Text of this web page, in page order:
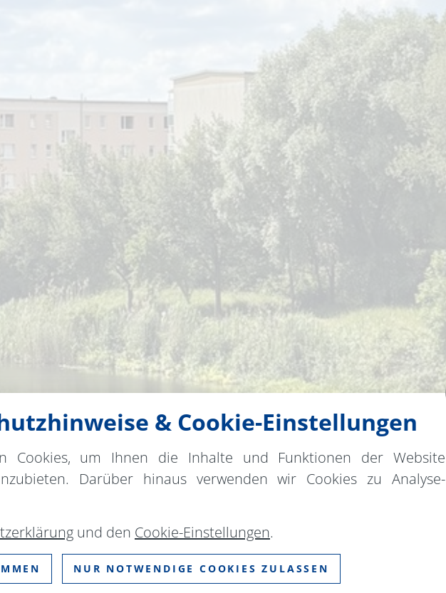
& Cookie-Einstellungen
Cookies, um Ihnen die Inhalte und Funktionen der Website
Darüber hinaus verwenden wir Cookies zu Analyse-
und den Cookie-Einstellungen.
NUR NOTWENDIGE COOKIES ZULASSEN